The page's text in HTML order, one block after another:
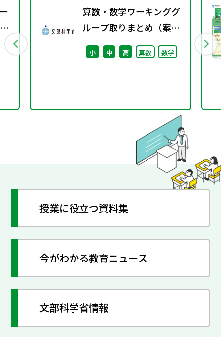
算数・数学ワーキンググ
ループ取りまとめ（案）
※会議後修正
小 中 高 算数 数学
授業に役立つ資料集
今がわかる教育ニュース
文部科学省情報